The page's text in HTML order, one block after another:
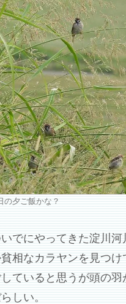
の夕ご飯かな？
でにやってきた淀川
相なカラヤンを見つけ
ていると思うが頭の羽
しい。